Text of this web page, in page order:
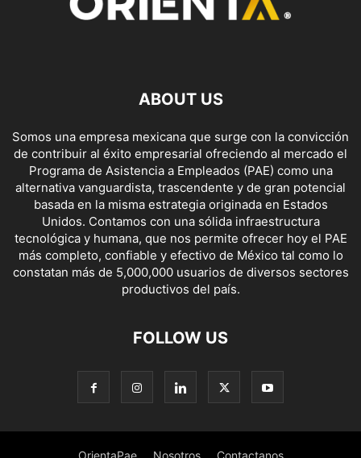
ABOUT US
Somos una empresa mexicana que surge con la convicción
de contribuir al éxito empresarial ofreciendo al mercado el
Programa de Asistencia a Empleados (PAE) como una
alternativa vanguardista, trascendente y de gran potencial
basada en la misma estrategia originada en Estados
Unidos. Contamos con una sólida infraestructura
tecnológica y humana, que nos permite ofrecer hoy el PAE
más completo, confiable y efectivo de México tal como lo
constatan más de 5,000,000 usuarios de diversos sectores
productivos del país.
FOLLOW US
OrientaPae Nosotros Contactanos